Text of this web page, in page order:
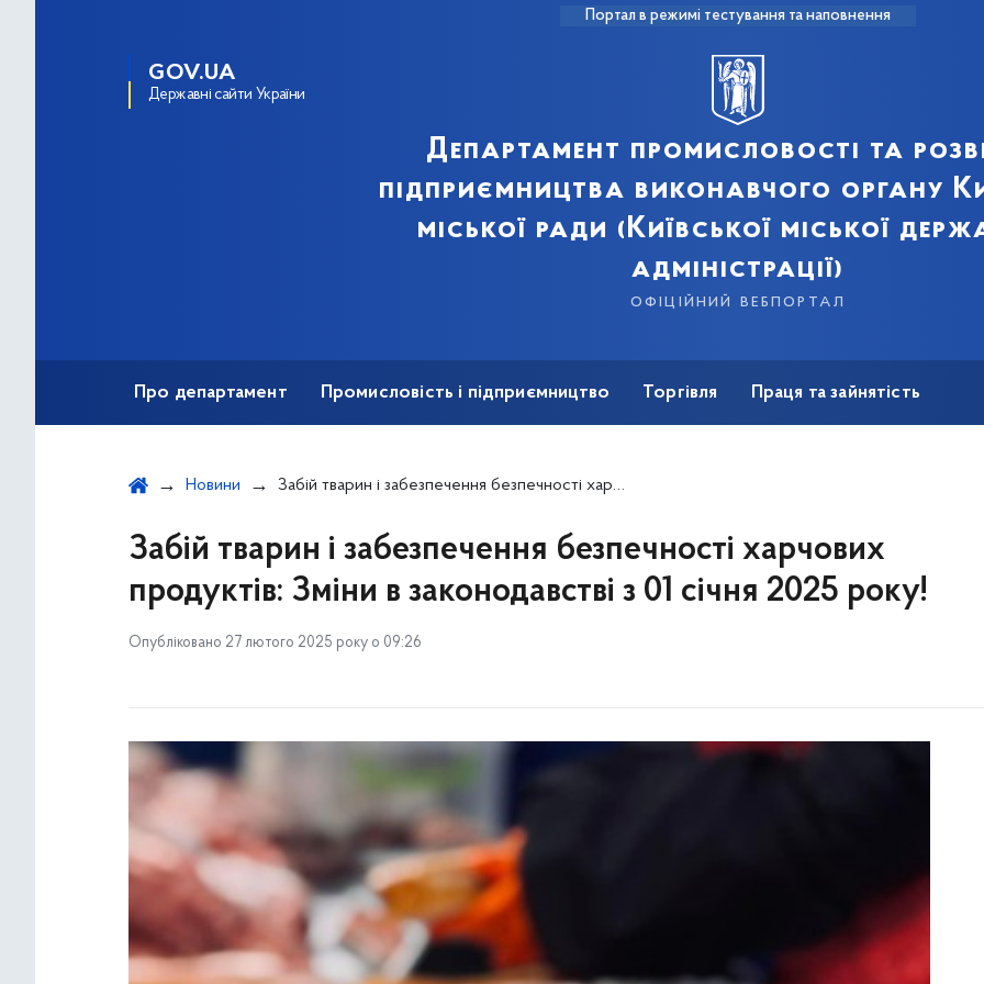
Портал в режимі тестування та наповнення
GOV.UA
Державні сайти України
Департамент промисловості та
підприємництва виконавчого органу
міської ради (Київської міської
адміністрації)
офіційний вебпортал
Про департамент Промисловість і підприємництво Торгівля Праця та зайнятість
Новини Забій тварин і забезпечення безпечності харчових продуктів: Зміни в законодавстві з 01 січня 2025 року!
Забій тварин і забезпечення безпечності харчових
продуктів: Зміни в законодавстві з 01 січня 2025 року!
Опубліковано 27 лютого 2025 року о 09:26